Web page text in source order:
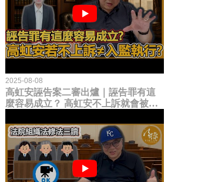
2025-08-08
高虹安誣告案二審出爐｜誣告罪有這
麼容易成立？ 高虹安不上訴就會被